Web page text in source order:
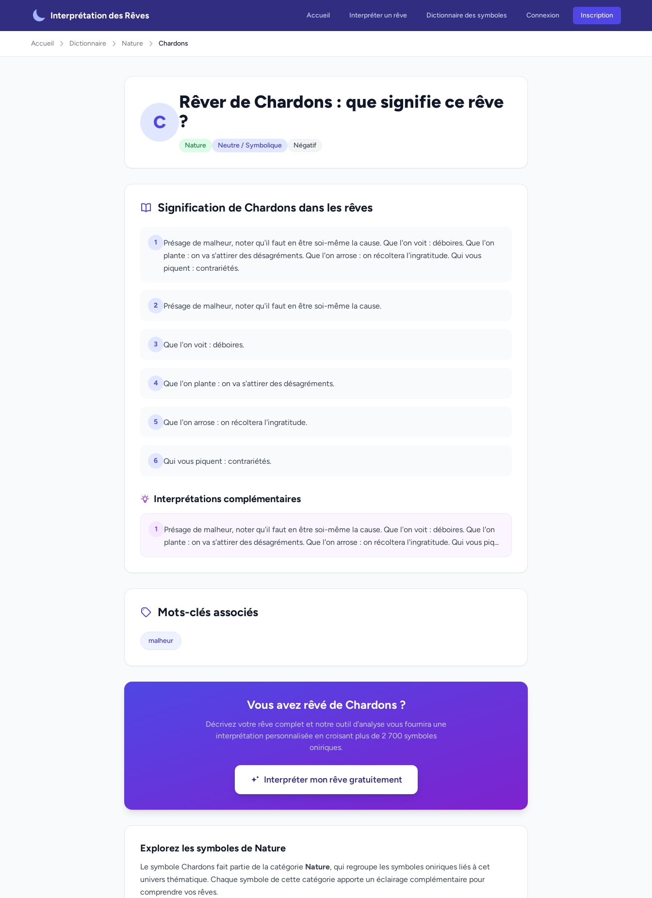
Interprétation des Rêves Accueil Interpréter un rêve Dictionnaire des symboles Connexion Inscription
Accueil Dictionnaire Nature Chardons
C
Rêver de Chardons : que signifie ce rêve
?
Nature Neutre / Symbolique Négatif
Signification de Chardons dans les rêves
1
Présage de malheur, noter qu'il faut en être soi-même la cause. Que l'on voit : déboires. Que l'on
plante : on va s'attirer des désagréments. Que l'on arrose : on récoltera l'ingratitude. Qui vous
piquent : contrariétés.
2 Présage de malheur, noter qu'il faut en être soi-même la cause.
3 Que l'on voit : déboires.
4 Que l'on plante : on va s'attirer des désagréments.
5 Que l'on arrose : on récoltera l'ingratitude.
6 Qui vous piquent : contrariétés.
Interprétations complémentaires
1
Présage de malheur, noter qu'il faut en être soi-même la cause. Que l'on voit : déboires. Que l'on
plante : on va s'attirer des désagréments. Que l'on arrose : on récoltera l'ingratitude. Qui vous piq...
Mots-clés associés
malheur
Vous avez rêvé de Chardons ?
Décrivez votre rêve complet et notre outil d'analyse vous fournira une
interprétation personnalisée en croisant plus de 2 700 symboles
oniriques.
Interpréter mon rêve gratuitement
Explorez les symboles de Nature
Le symbole Chardons fait partie de la catégorie Nature, qui regroupe les symboles oniriques liés à cet
univers thématique. Chaque symbole de cette catégorie apporte un éclairage complémentaire pour
comprendre vos rêves.